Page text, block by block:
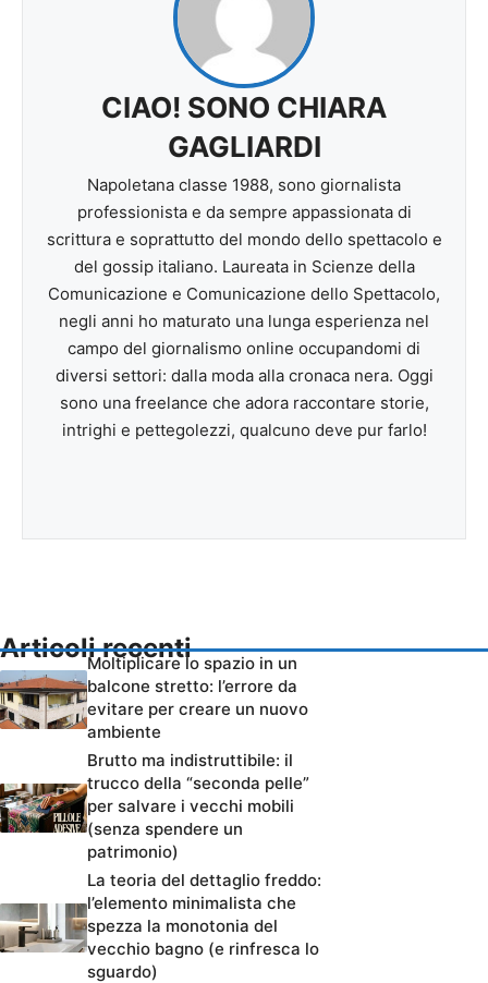
CIAO! SONO CHIARA
GAGLIARDI
Napoletana classe 1988, sono giornalista
professionista e da sempre appassionata di
scrittura e soprattutto del mondo dello spettacolo e
del gossip italiano. Laureata in Scienze della
Comunicazione e Comunicazione dello Spettacolo,
negli anni ho maturato una lunga esperienza nel
campo del giornalismo online occupandomi di
diversi settori: dalla moda alla cronaca nera. Oggi
sono una freelance che adora raccontare storie,
intrighi e pettegolezzi, qualcuno deve pur farlo!
Articoli recenti
Moltiplicare lo spazio in un
balcone stretto: l’errore da
evitare per creare un nuovo
ambiente
Brutto ma indistruttibile: il
trucco della “seconda pelle”
per salvare i vecchi mobili
(senza spendere un
patrimonio)
La teoria del dettaglio freddo:
l’elemento minimalista che
spezza la monotonia del
vecchio bagno (e rinfresca lo
sguardo)